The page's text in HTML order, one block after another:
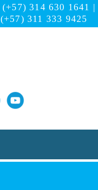
(+57) 314 630 1641 |
(+57) 311 333 9425